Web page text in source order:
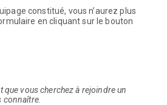
constitué, vous n’aurez plus
en cliquant sur le bouton
que vous cherchez à rejoindre un
connaître.